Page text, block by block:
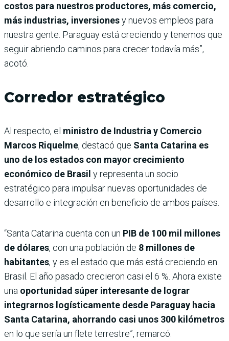
costos para nuestros productores, más comercio,
más industrias, inversionesy nuevos empleos para
nuestra gente. Paraguay está creciendo y tenemos que
seguir abriendo caminos para crecer todavía más”,
acotó.
Corredor estratégico
Al respecto, el ministro de Industria y Comercio
Marcos Riquelme, destacó que Santa Catarina es
uno de los estados con mayor crecimiento
económico de Brasil y representa un socio
estratégico para impulsar nuevas oportunidades de
desarrollo e integración en beneficio de ambos países.
“Santa Catarina cuenta con un PIB de 100 mil millones
de dólares, con una población de 8 millones de
habitantes, y es el estado que más está creciendo en
Brasil. El año pasado crecieron casi el 6 %. Ahora existe
una oportunidad súper interesante de lograr
integrarnos logísticamente desde Paraguay hacia
Santa Catarina, ahorrando casi unos 300 kilómetros
en lo que sería un flete terrestre”, remarcó.